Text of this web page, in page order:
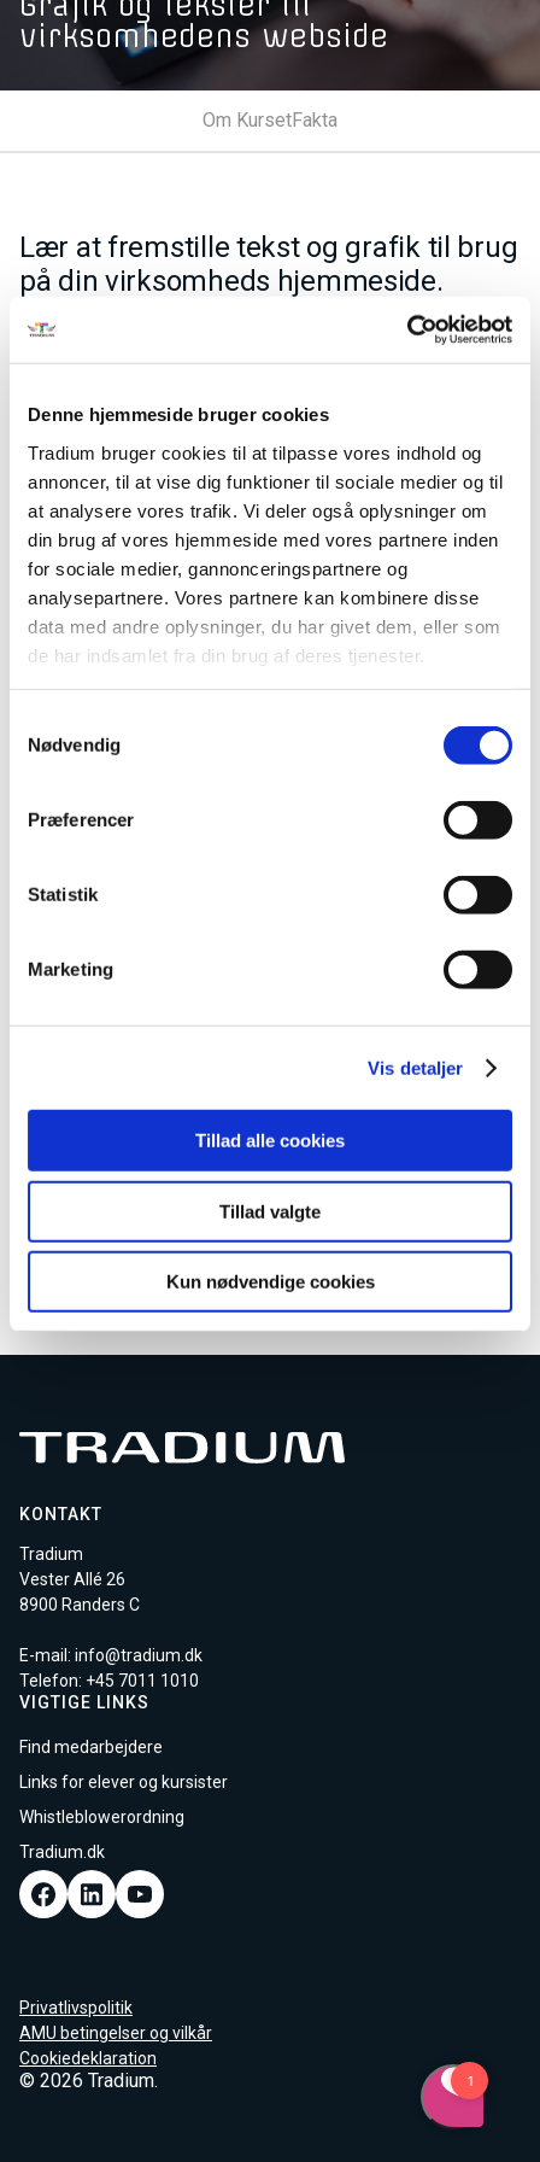
Denne hjemmeside bruger cookies
Tradium bruger cookies til at tilpasse vores indhold og
annoncer, til at vise dig funktioner til sociale medier og til
at analysere vores trafik. Vi deler også oplysninger om
din brug af vores hjemmeside med vores partnere inden
for sociale medier, gannonceringspartnere og
analysepartnere. Vores partnere kan kombinere disse
data med andre oplysninger, du har givet dem, eller som
de har indsamlet fra din brug af deres tjenester.
Nødvendig
Præferencer
Statistik
Marketing
Vis detaljer
Tillad alle cookies
Tillad valgte
Kun nødvendige cookies
virksomhedens webside
Om KursetFakta
AMU kundeservice
Email
AMU-service@tradium.dk
Download kursusmateriale
Lær at fremstille tekst og grafik til brug
på din virksomheds hjemmeside.
På kurset lærer du at fremstille, redigere og formatere
tekster og grafik til din virksomheds hjemmeside ved hjælp
opmærksom på mediets muligheder og begrænsninger.
Du får viden, så du med virksomhedens målgruppe for øje
kan foretage kvalificerede valg af virkemidler og effekter til
hjemmesiden.
Fakta
VEU-Godtgørelse og befordringstilskud
Målgruppe
Kursusbevis
KONTAKT
Tradium
Vester Allé 26
8900 Randers C
E-mail: info@tradium.dk
Telefon: +45 7011 1010
VIGTIGE LINKS
Find medarbejdere
Links for elever og kursister
Whistleblowerordning
Tradium.dk
© 2026 Tradium.
Privatlivspolitik
AMU betingelser og vilkår
Cookiedeklaration